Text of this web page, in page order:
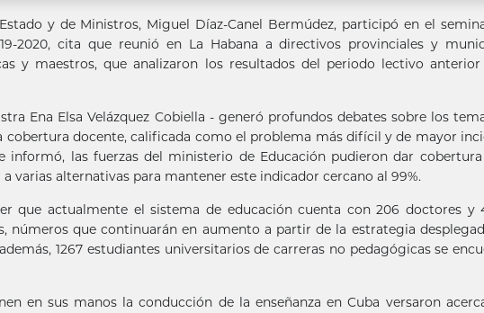
y de Ministros, Miguel Díaz-Canel Bermúdez, participó en el
2020, cita que reunió en La Habana a directivos provinciales y
y maestros, que analizaron los resultados del periodo lectivo
Ena Elsa Velázquez Cobiella - generó profundos debates sobre los
cobertura docente, calificada como el problema más difícil y de mayor
informó, las fuerzas del ministerio de Educación pudieron dar
varias alternativas para mantener este indicador cercano al 99%.
que actualmente el sistema de educación cuenta con 206 doctores y
números que continuarán en aumento a partir de la estrategia
1267 estudiantes universitarios de carreras no pedagógicas se
en sus manos la conducción de la enseñanza en Cuba versaron